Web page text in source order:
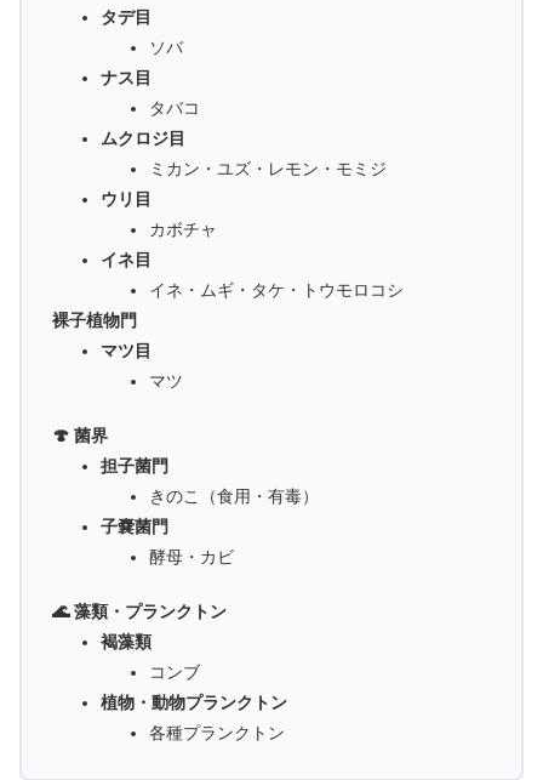
タデ目
ソバ
ナス目
タバコ
ムクロジ目
ミカン・ユズ・レモン・モミジ
ウリ目
カボチャ
イネ目
イネ・ムギ・タケ・トウモロコシ
裸子植物門
マツ目
マツ
🍄 菌界
担子菌門
きのこ（食用・有毒）
子嚢菌門
酵母・カビ
🌊 藻類・プランクトン
褐藻類
コンブ
植物・動物プランクトン
各種プランクトン